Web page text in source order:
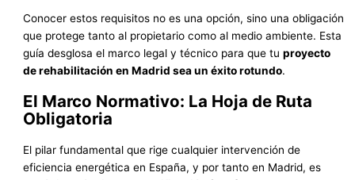
Conocer estos requisitos no es una opción, sino una obligación
que protege tanto al propietario como al medio ambiente. Esta
guía desglosa el marco legal y técnico para que tuproyecto
de rehabilitación en Madrid sea un éxito rotundo.
El Marco Normativo: La Hoja de Ruta
Obligatoria
El pilar fundamental que rige cualquier intervención de
eficiencia energética en España, y por tanto en Madrid, es